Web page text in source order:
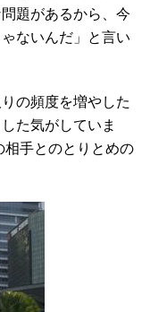
題があるから、今
ないんだ」と言い
の頻度を増やした
た気がしていま
相手とのとりとめの